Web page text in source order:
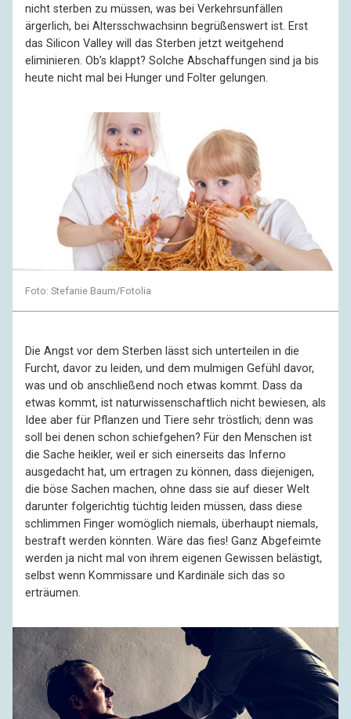
nicht sterben zu müssen, was bei Verkehrsunfällen
ärgerlich, bei Altersschwachsinn begrüßenswert ist. Erst
das Silicon Valley will das Sterben jetzt weitgehend
eliminieren. Ob’s klappt? Solche Abschaffungen sind ja bis
heute nicht mal bei Hunger und Folter gelungen.
Foto: Stefanie Baum/Fotolia
Die Angst vor dem Sterben lässt sich unterteilen in die
Furcht, davor zu leiden, und dem mulmigen Gefühl davor,
was und ob anschließend noch etwas kommt. Dass da
etwas kommt, ist naturwissenschaftlich nicht bewiesen, als
Idee aber für Pflanzen und Tiere sehr tröstlich; denn was
soll bei denen schon schiefgehen? Für den Menschen ist
die Sache heikler, weil er sich einerseits das Inferno
ausgedacht hat, um ertragen zu können, dass diejenigen,
die böse Sachen machen, ohne dass sie auf dieser Welt
darunter folgerichtig tüchtig leiden müssen, dass diese
schlimmen Finger womöglich niemals, überhaupt niemals,
bestraft werden könnten. Wäre das fies! Ganz Abgefeimte
werden ja nicht mal von ihrem eigenen Gewissen belästigt,
selbst wenn Kommissare und Kardinäle sich das so
erträumen.